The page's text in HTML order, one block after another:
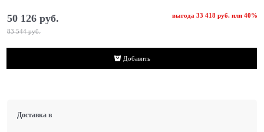
83 544 руб.
50 126 руб. выгода 33 418 руб.или 40%
Добавить
Доставка в